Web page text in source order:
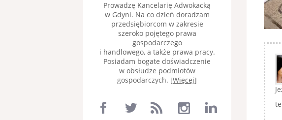
Prowadzę Kancelarię Adwokacką
w Gdyni. Na co dzień doradzam
przedsiębiorcom w zakresie
szeroko pojętego prawa
gospodarczego
i handlowego, a także prawa pracy.
Posiadam bogate doświadczenie
w obsłudze podmiotów
gospodarczych. [Więcej]